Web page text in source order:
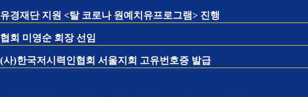
유경재단 지원 <탈 코로나 원예치유프로그램> 진행
협회 미영순 회장 선임
(사)한국저시력인협회 서울지회 고유번호증 발급